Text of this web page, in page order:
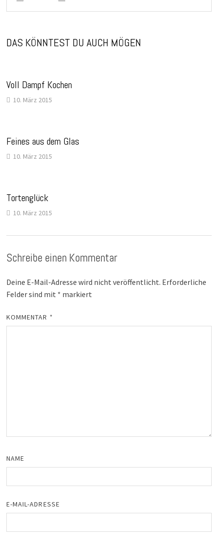
DAS KÖNNTEST DU AUCH MÖGEN
Voll Dampf Kochen
10. März 2015
Feines aus dem Glas
10. März 2015
Tortenglück
10. März 2015
Schreibe einen Kommentar
Deine E-Mail-Adresse wird nicht veröffentlicht. Erforderliche
Felder sind mit * markiert
KOMMENTAR *
NAME
E-MAIL-ADRESSE